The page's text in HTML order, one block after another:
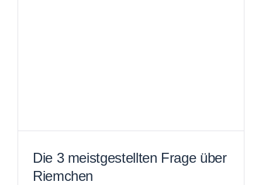
Die 3 meistgestellten Frage über
Riemchen